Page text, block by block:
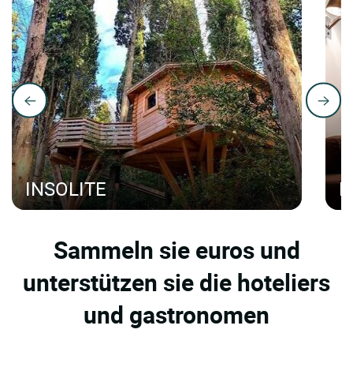
INSOLITE
Sammeln sie euros und
unterstützen sie die hoteliers
und gastronomen